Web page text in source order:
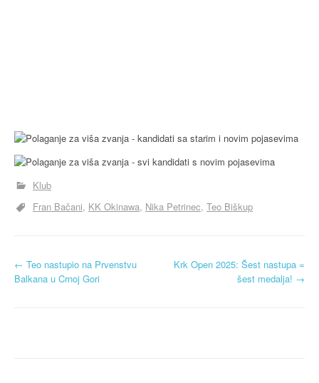
Klub
Fran Bačani KK Okinawa Nika Petrinec Teo Biškup
N
← Teo nastupio na Prvenstvu
Balkana u Crnoj Gori
Krk Open 2025: Šest nastupa =
šest medalja! →